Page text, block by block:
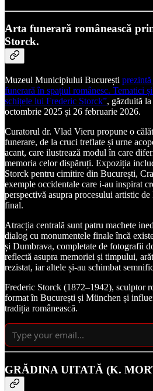
Arta funerară românească
Storck.
Muzeul Municipiului București
funerară în spațiul românesc. Tematici
schițele lui Frederic Storck”, găzduită
octombrie 2025 și 26 februarie 2026.
Curatorul dr. Vlad Vieru propune o
funerare, de la cruci treflate și urne
acant, care ilustrează modul în care
memoria celor dispăruți. Expoziția
Storck pentru cimitire din București,
exemple occidentale care i-au inspirat
perspectivă asupra procesului artistic
final.
Atracția centrală sunt patru machete
dialog cu monumentele finale încă
și Dumbrava, completate de fotografii
reflectă asupra memoriei și timpului,
rezistat, iar altele și-au schimbat
Frederic Storck (1872–1942), sculptor
format în București și München și
tradiția românească.
GRĂDINA UITATĂ (K.